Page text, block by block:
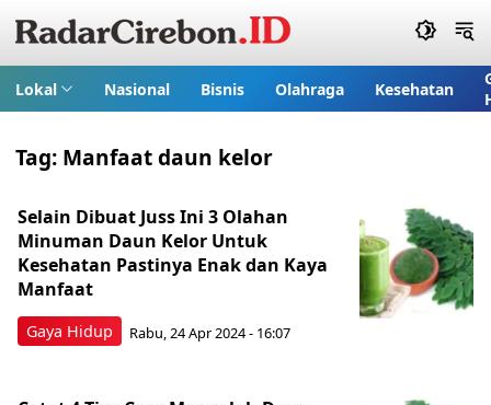
Lokal Nasional Bisnis Olahraga Kesehatan
Tag: Manfaat daun kelor
Gaya Hidup
Selain Dibuat Juss Ini 3 Olahan
Minuman Daun Kelor Untuk
Kesehatan Pastinya Enak dan Kaya
Manfaat
Rabu, 24 Apr 2024 - 16:07